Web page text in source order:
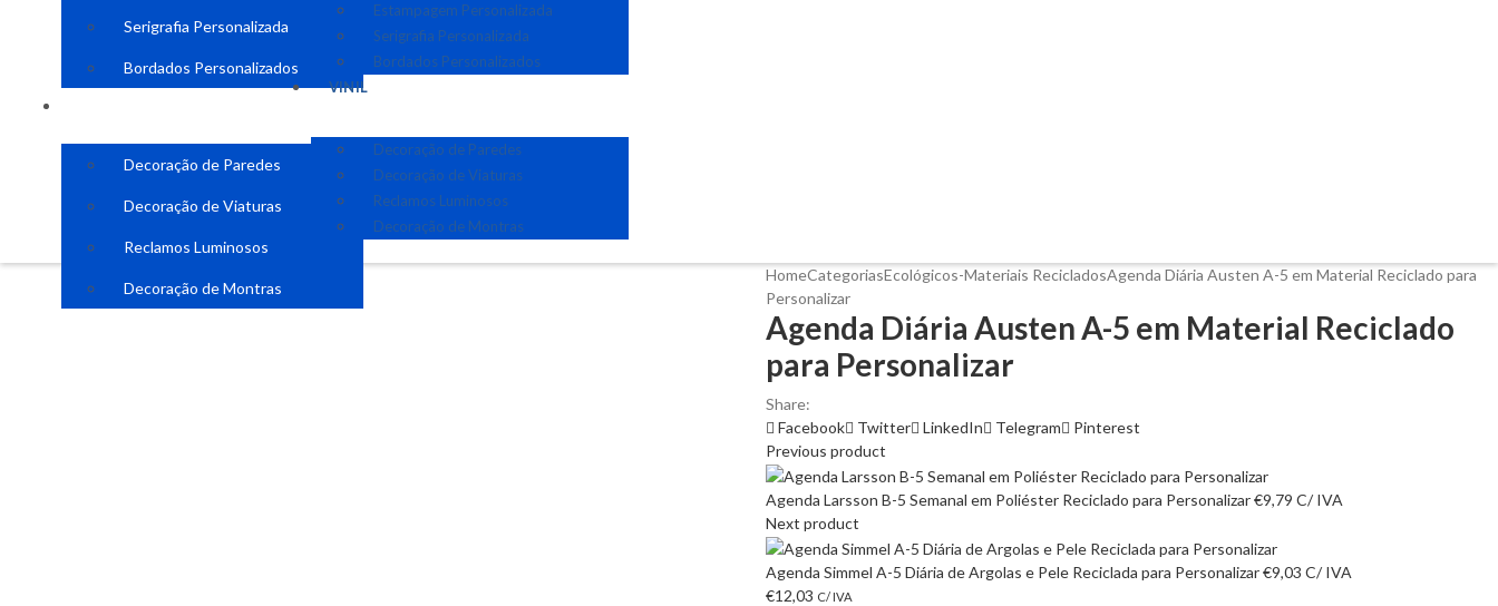
Serigrafia Personalizada
Bordados Personalizados
Decoração de Paredes
Decoração de Viaturas
Reclamos Luminosos
Decoração de Montras
Estampagem Personalizada
Serigrafia Personalizada
Bordados Personalizados
VINIL
Decoração de Paredes
Decoração de Viaturas
Reclamos Luminosos
Decoração de Montras
HomeCategoriasEcológicos-Materiais RecicladosAgenda Diária Austen A-5 em Material Reciclado para
Personalizar
Agenda Diária Austen A-5 em Material Reciclado
para Personalizar
Share:
Facebook
Twitter LinkedIn Telegram
Pinterest
Previous product
Agenda Larsson B-5 Semanal em Poliéster Reciclado para Personalizar€9,79 C/ IVA
Next product
Agenda Simmel A-5 Diária de Argolas e Pele Reciclada para Personalizar€9,03 C/ IVA
€12,03 C/ IVA